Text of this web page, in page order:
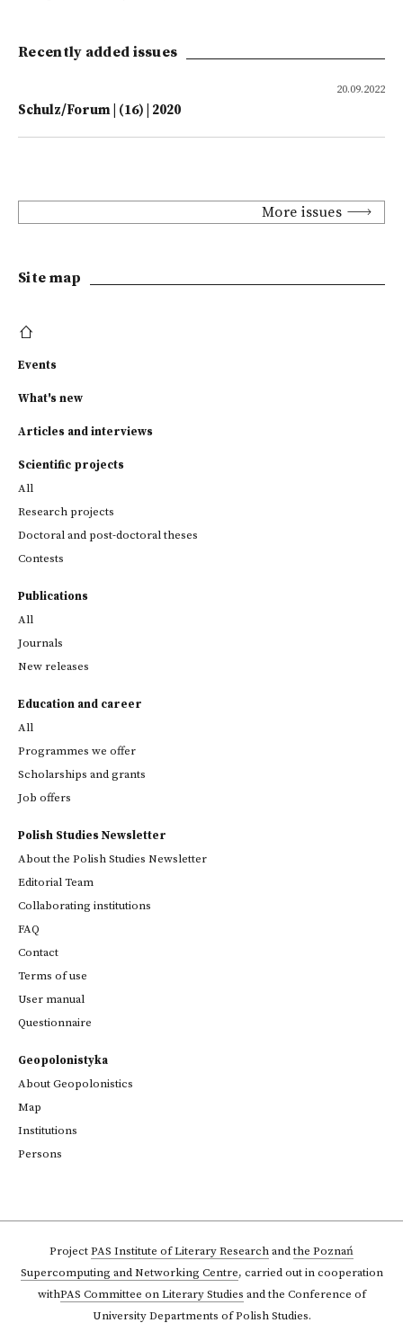
Recently added issues
20.09.2022
Schulz/Forum | (16) | 2020
More issues
Site map
Events
What's new
Articles and interviews
Scientific projects
All
Research projects
Doctoral and post-doctoral theses
Contests
Publications
All
Journals
New releases
Education and career
All
Programmes we offer
Scholarships and grants
Job offers
Polish Studies Newsletter
About the Polish Studies Newsletter
Editorial Team
Collaborating institutions
FAQ
Contact
Terms of use
User manual
Questionnaire
Geopolonistyka
About Geopolonistics
Map
Institutions
Persons
ProjectPAS Institute of Literary Researchandthe Poznań
Supercomputing and Networking Centre, carried out in cooperation
withPAS Committee on Literary Studies and the Conference of
University Departments of Polish Studies.